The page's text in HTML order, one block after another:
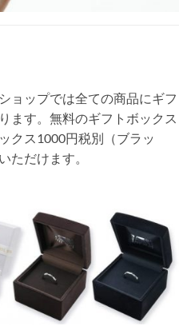
ョップでは全ての商品にギフ
ます。無料のギフトボックス
クス1000円税別（ブラッ
ただけます。